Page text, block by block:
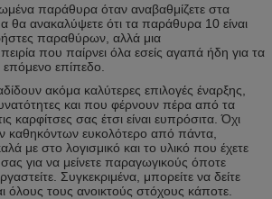
παράθυρα όταν αναβαθμίζετε στα
ανακαλύψετε ότι τα παράθυρα 10 είναι
παραθύρων, αλλά μια
που παίρνει όλα εσείς αγαπά ήδη για τα
επίπεδο.
ακόμα καλύτερες επιλογές έναρξης,
και που φέρνουν πέρα από τα
καρφίτσες σας έτσι είναι ευπρόσιτα. Όχι
καθηκόντων ευκολότερο από πάντα,
με στο λογισμικό και το υλικό που έχετε
για να μείνετε παραγωγικούς όποτε
Συγκεκριμένα, μπορείτε να δείτε
όλους τους ανοικτούς στόχους κάποτε.